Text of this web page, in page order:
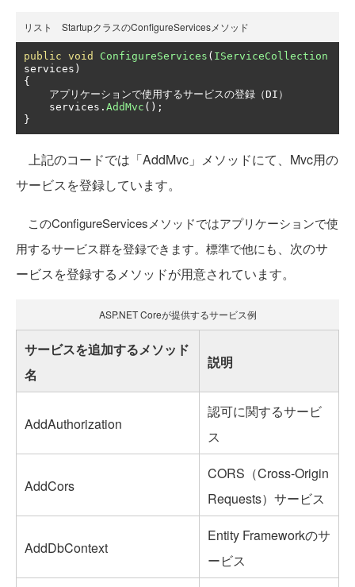
リスト StartupクラスのConfigureServicesメソッド
public void ConfigureServices ( IServiceCollection
services )
{
アプリケーションで使用するサービスの登録（DI ）
    services
. AddMvc ();
}
上記のコードでは「AddMvc」メソッドにて、Mvc用の
サービスを登録しています。
このConfigureServicesメソッドではアプリケーションで使
用するサービス群を登録できます。標準で他にも、次のサ
ービスを登録するメソッドが用意されています。
ASP.NET Coreが提供するサービス例
サービスを追加するメソッド
名
説明
AddAuthorization
認可に関するサービ
ス
AddCors
CORS（Cross-Origin
Requests）サービス
AddDbContext
Entity Frameworkのサ
ービス